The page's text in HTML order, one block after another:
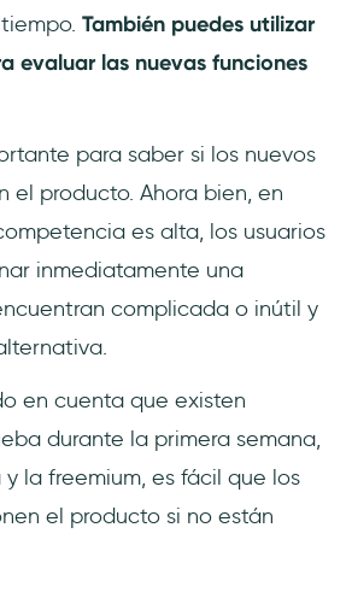
También puedes utilizar
evaluar las nuevas funciones
para saber si los nuevos
el producto. Ahora bien, en
es alta, los usuarios
inmediatamente una
complicada o inútil y
en cuenta que existen
durante la primera semana,
la freemium, es fácil que los
el producto si no están